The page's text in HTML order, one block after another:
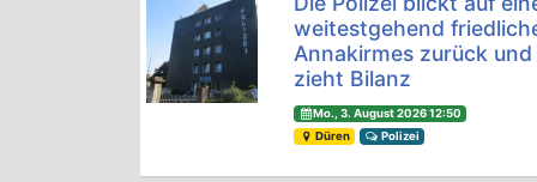
weitestgehend
Annakirmes zurück und
zieht Bilanz
Mo., 3. August 2026 12:50
Düren
Polizei